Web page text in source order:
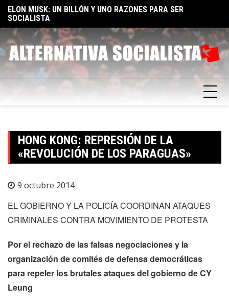
Skip
content
ELON MUSK: UN BILLÓN Y UNO RAZONES PARA SER
SOCIALISTA
HONG KONG: REPRESIÓN DE LA
«REVOLUCIÓN DE LOS PARAGUAS»
9 octubre 2014
EL GOBIERNO Y LA POLICÍA COORDINAN ATAQUES
CRIMINALES CONTRA MOVIMIENTO DE PROTESTA
Por el rechazo de las falsas negociaciones y la
organización de comités de defensa democráticas
para repeler los brutales ataques del gobierno de CY
Leung